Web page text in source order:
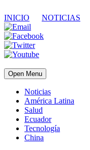
INICIO NOTICIAS
Open Menu
Noticias
América Latina
Salud
Ecuador
Tecnología
China